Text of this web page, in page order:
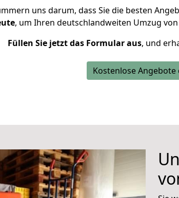
uns darum, dass Sie die besten
, um Ihren deutschlandweiten Umzug von
Füllen Sie jetzt das Formular aus, und
Kostenlose Angebote